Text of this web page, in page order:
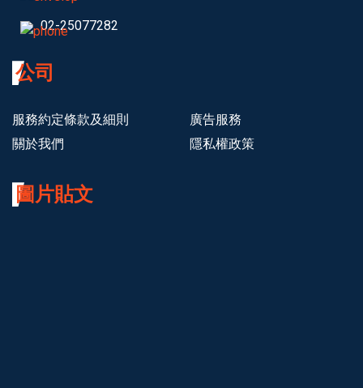
02-25077282
公司
服務約定條款及細則
廣告服務
關於我們
隱私權政策
圖片貼文